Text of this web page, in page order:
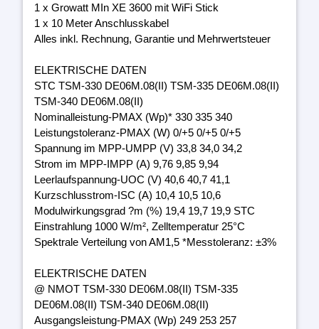
1 x Growatt MIn XE 3600 mit WiFi Stick
1 x 10 Meter Anschlusskabel
Alles inkl. Rechnung, Garantie und Mehrwertsteuer
ELEKTRISCHE DATEN
STC TSM-330 DE06M.08(II) TSM-335 DE06M.08(II)
TSM-340 DE06M.08(II)
Nominalleistung-PMAX (Wp)* 330 335 340
Leistungstoleranz-PMAX (W) 0/+5 0/+5 0/+5
Spannung im MPP-UMPP (V) 33,8 34,0 34,2
Strom im MPP-IMPP (A) 9,76 9,85 9,94
Leerlaufspannung-UOC (V) 40,6 40,7 41,1
Kurzschlusstrom-ISC (A) 10,4 10,5 10,6
Modulwirkungsgrad ?m (%) 19,4 19,7 19,9 STC
Einstrahlung 1000 W/m², Zelltemperatur 25°C
Spektrale Verteilung von AM1,5 *Messtoleranz: ±3%
ELEKTRISCHE DATEN
@ NMOT TSM-330 DE06M.08(II) TSM-335
DE06M.08(II) TSM-340 DE06M.08(II)
Ausgangsleistung-PMAX (Wp) 249 253 257